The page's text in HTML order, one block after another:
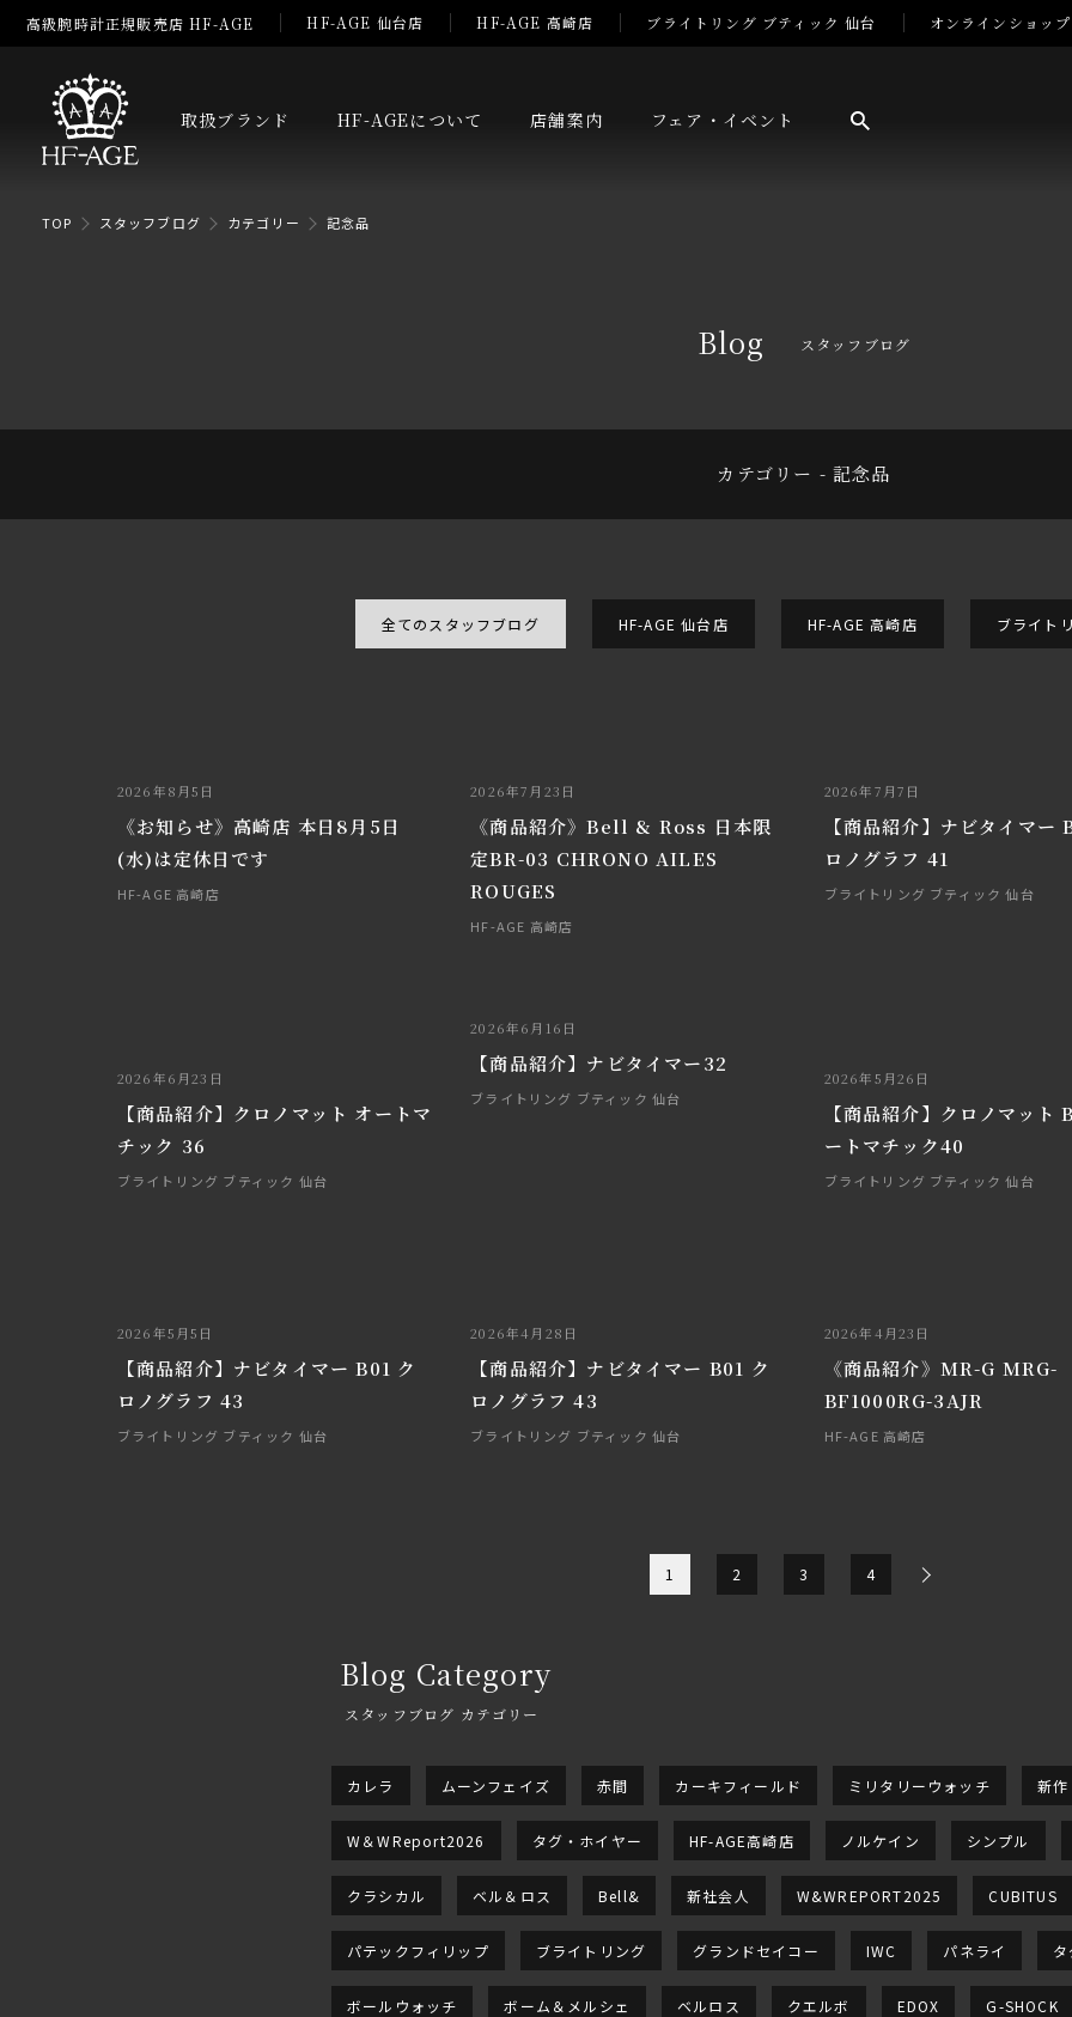
高級腕時計正規販売店 HF-AGE HF-AGE 仙台店 HF-AGE 高崎店 ブライトリング ブティック 仙台 オンラインショップ
取扱ブランド HF-AGEについて 店舗案内 フェア・イベント
TOP スタッフブログ カテゴリー 記念品
Blog スタッフブログ
カテゴリー - 記念品
全てのスタッフブログ HF-AGE 仙台店 HF-AGE 高崎店 ブライト
2026年8月5日
《お知らせ》高崎店 本日8月5日
(水)は定休日です
HF-AGE 高崎店
2026年7月23日
《商品紹介》Bell & Ross 日本限
定BR-03 CHRONO AILES
ROUGES
HF-AGE 高崎店
2026年7月7日
【商品紹介】ナビタイマー
ロノグラフ 41
ブライトリング ブティック 仙台
2026年6月23日
【商品紹介】クロノマット オートマ
チック 36
ブライトリング ブティック 仙台
2026年6月16日
【商品紹介】ナビタイマー32
ブライトリング ブティック 仙台
2026年5月26日
【商品紹介】クロノマット
ートマチック40
ブライトリング ブティック 仙台
2026年5月5日
【商品紹介】ナビタイマー B01 ク
ロノグラフ 43
ブライトリング ブティック 仙台
2026年4月28日
【商品紹介】ナビタイマー B01 ク
ロノグラフ 43
ブライトリング ブティック 仙台
2026年4月23日
《商品紹介》MR-G MRG-
BF1000RG-3AJR
HF-AGE 高崎店
1 2 3 4
Blog Category
スタッフブログ カテゴリー
カレラ ムーンフェイズ 赤間 カーキフィールド ミリタリーウォッチ 新作
W＆WReport2026 タグ・ホイヤー HF-AGE高崎店 ノルケイン シンプル
クラシカル ベル＆ロス Bell& 新社会人 W&WREPORT2025 CUBITUS
パテックフィリップ ブライトリング グランドセイコー IWC パネライ
ボールウォッチ ボーム＆メルシェ ベルロス クエルボ EDOX G-SHOCK